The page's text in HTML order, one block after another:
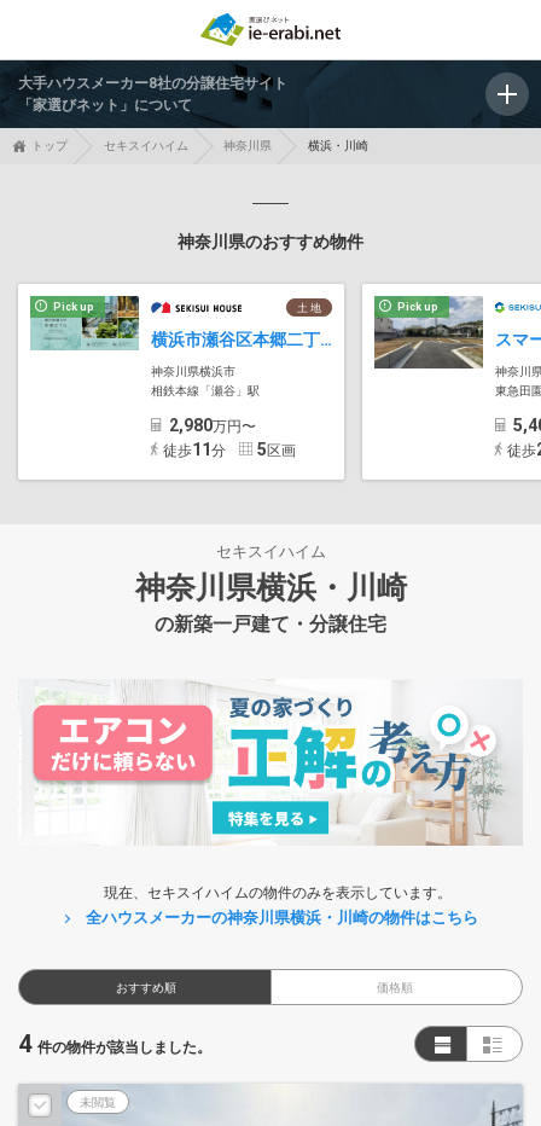
大手ハウスメーカー8社の分譲住宅サイト
「家選びネット」について
トップ セキスイハイム 神奈川県 横浜・川崎
神奈川県のおすすめ物件
Pick up 土 地
横浜市瀬谷区本郷二丁目
神奈川県横浜市
相鉄本線「瀬谷」駅
2,980万円〜
徒歩11 分 5 区画
Pick up
神奈川
東急田園
徒歩
セキスイハイム
神奈川県横浜・川崎
の新築一戸建て・分譲住宅
現在、セキスイハイムの物件のみを表示しています。
全ハウスメーカーの神奈川県横浜・川崎の物件はこちら
おすすめ順 価格順
4 件の物件が該当しました。
未閲覧